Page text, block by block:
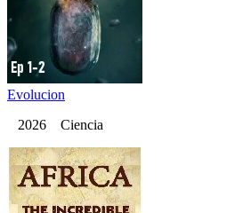
Evolucion
2026 Ciencia